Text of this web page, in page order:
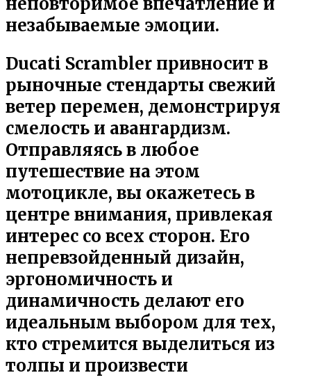
незабываемые эмоции.
Ducati Scrambler привносит в
рыночные стендарты свежий
ветер перемен, демонстрируя
смелость и авангардизм.
Отправляясь в любое
путешествие на этом
мотоцикле, вы окажетесь в
центре внимания, привлекая
интерес со всех сторон. Его
непревзойденный дизайн,
эргономичность и
динамичность делают его
идеальным выбором для тех,
кто стремится выделиться из
толпы и произвести